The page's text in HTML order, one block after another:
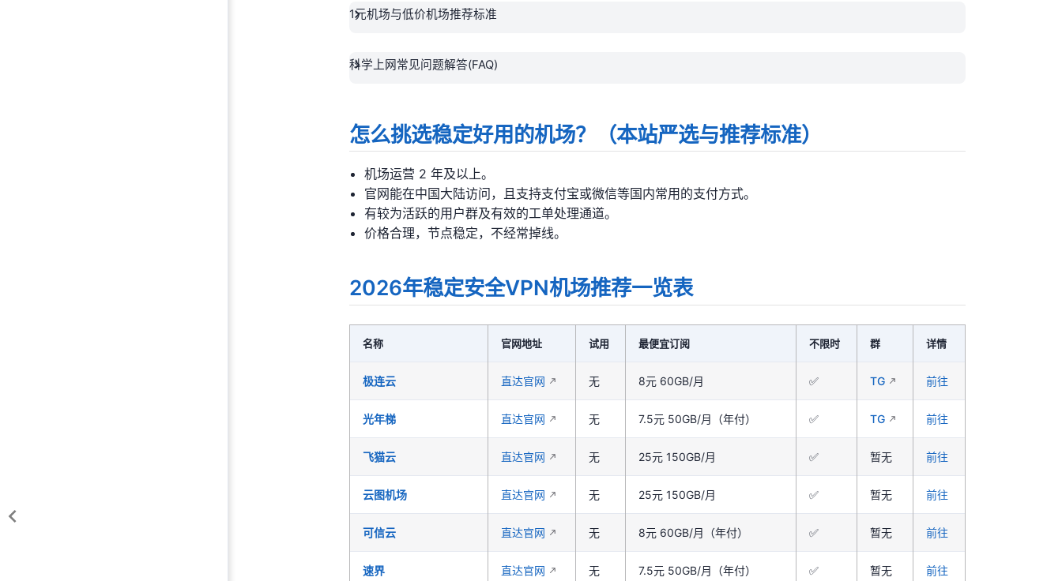
1元机场与低价机场推荐标准
科学上网常见问题解答(FAQ)
怎么挑选稳定好用的机场？（本站严选与推荐标准）
机场运营 2 年及以上。
官网能在中国大陆访问，且支持支付宝或微信等国内常用的支付方式。
有较为活跃的用户群及有效的工单处理通道。
价格合理，节点稳定，不经常掉线。
2026年稳定安全VPN机场推荐一览表
名称 官网地址 试用 最便宜订阅 不限时 群 详情
极连云 直达官网 无 8元 60GB/月 ✅ TG 前往
光年梯 直达官网 无 7.5元 50GB/月（年付） ✅ TG 前往
飞猫云 直达官网 无 25元 150GB/月 ✅ 暂无 前往
云图机场 直达官网 无 25元 150GB/月 ✅ 暂无 前往
可信云 直达官网 无 8元 60GB/月（年付） ✅ 暂无 前往
速界 直达官网 无 7.5元 50GB/月（年付） ✅ 暂无 前往